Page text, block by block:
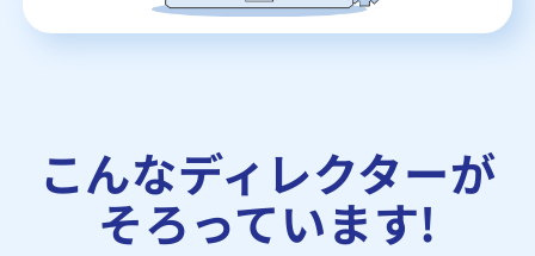
こんなディレクターが
そろっています!